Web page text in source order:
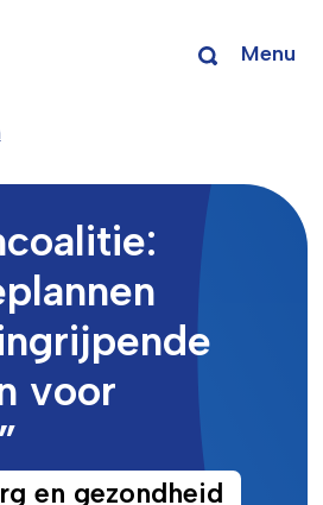
Menu
voor
en gezondheid